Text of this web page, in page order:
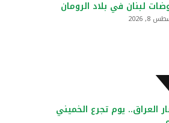
لبنان في بلاد الرومان
8, 2026
العراق.. يوم تجرع الخميني